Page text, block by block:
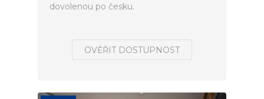
dovolenou po česku.
OVĚŘIT DOSTUPNOST